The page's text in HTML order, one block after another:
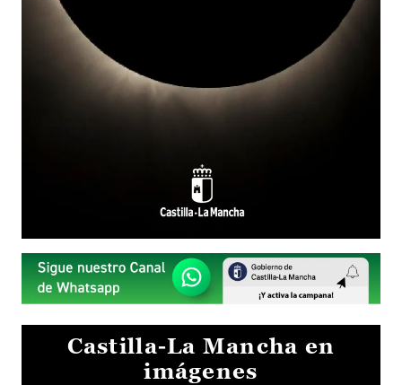
Castilla-La Mancha en
imágenes